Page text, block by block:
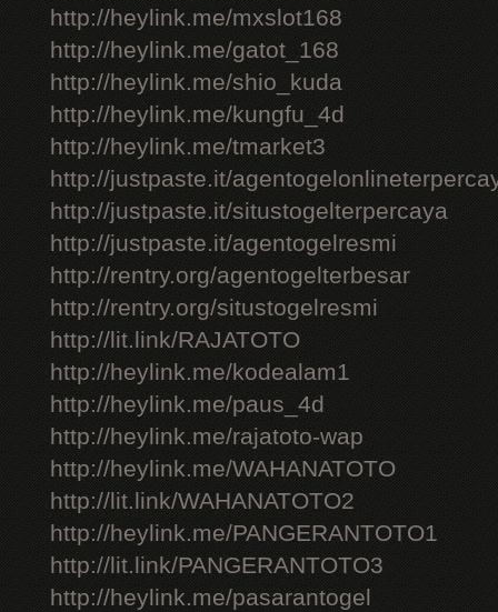
http://heylink.me/mxslot168
http://heylink.me/gatot_168
http://heylink.me/shio_kuda
http://heylink.me/kungfu_4d
http://heylink.me/tmarket3
http://justpaste.it/
http://justpaste.it/situstogelterpercaya
http://justpaste.it/agentogelresmi
http://rentry.org/agentogelterbesar
http://rentry.org/situstogelresmi
http://lit.link/RAJATOTO
http://heylink.me/kodealam1
http://heylink.me/paus_4d
http://heylink.me/rajatoto-wap
http://heylink.me/WAHANATOTO
http://lit.link/WAHANATOTO2
http://heylink.me/PANGERANTOTO1
http://lit.link/PANGERANTOTO3
http://heylink.me/pasarantogel